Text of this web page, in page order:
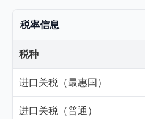
税率信息
税种
进口关税（最惠国）
进口关税（普通）